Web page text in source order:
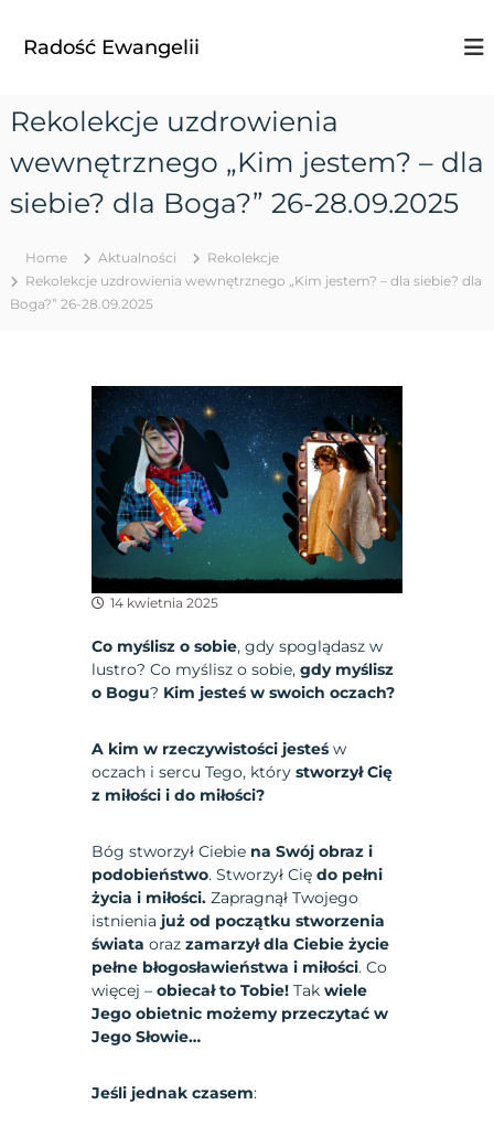
Radość Ewangelii
Rekolekcje uzdrowienia
wewnętrznego „Kim jestem? – dla
siebie? dla Boga?” 26-28.09.2025
Home Aktualności
Rekolekcje
Rekolekcje uzdrowienia wewnętrznego „Kim jestem? – dla siebie? dla
Boga?” 26-28.09.2025
14 kwietnia 2025
Co myślisz o sobie, gdy spoglądasz w
lustro? Co myślisz o sobie,gdy myślisz
o Bogu? Kim jesteś w swoich oczach?
A kim w rzeczywistości jesteś w
oczach i sercu Tego, którystworzył Cię
z miłości i do miłości?
Bóg stworzył Ciebie na Swój obraz i
podobieństwo. Stworzył Ciędo pełni
życia i miłości. Zapragnął Twojego
istnienia już od początku stworzenia
świata orazzamarzył dla Ciebie życie
pełne błogosławieństwa i miłości. Co
więcej –obiecał to Tobie!Takwiele
Jego obietnic możemy przeczytać w
Jego Słowie…
Jeśli jednak czasem: